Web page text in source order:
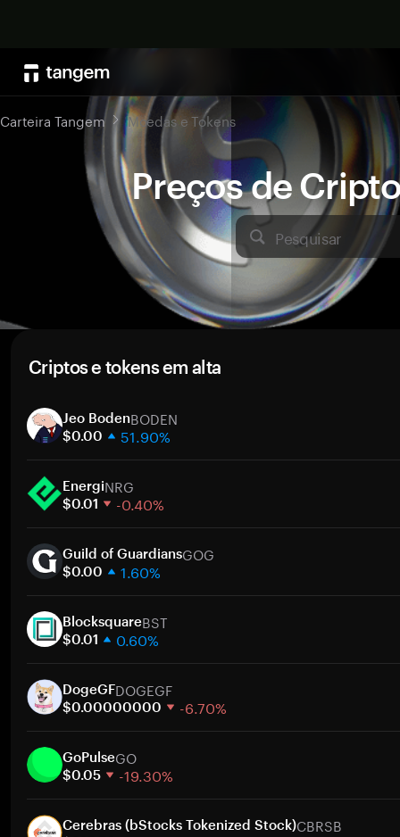
Preços de
Pesquisar
Carteira Tangem Moedas e Tokens
Criptos e tokens em alta
Jeo BodenBODEN
$0.00 51.90%
30 dias
Capitalização de mercado
EnergiNRG
$0.01 -0.40%
30 dias
Capitalização de mercado
Guild of GuardiansGOG
$0.00 1.60%
30 dias
Capitalização de mercado
BlocksquareBST
$0.01 0.60%
30 dias
Capitalização de mercado
DogeGFDOGEGF
$0.00000000 -6.70%
30 dias
Capitalização de mercado
GoPulseGO
$0.05 -19.30%
30 diasCerebras (bStocks Tokenized Stock)CBRSB